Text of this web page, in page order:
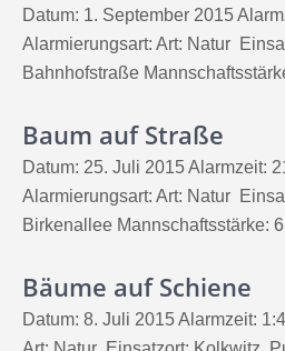
Datum: 1. September 2015
Alarmierungsart: Art: Natur
Bahnhofstraße
Baum auf Straße
Datum: 25. Juli 2015 Alarmzeit:
Alarmierungsart: Art: Natur
Birkenallee Mannschaftsstärke:
Bäume auf Schiene
Datum: 8. Juli 2015 Alarmzeit: